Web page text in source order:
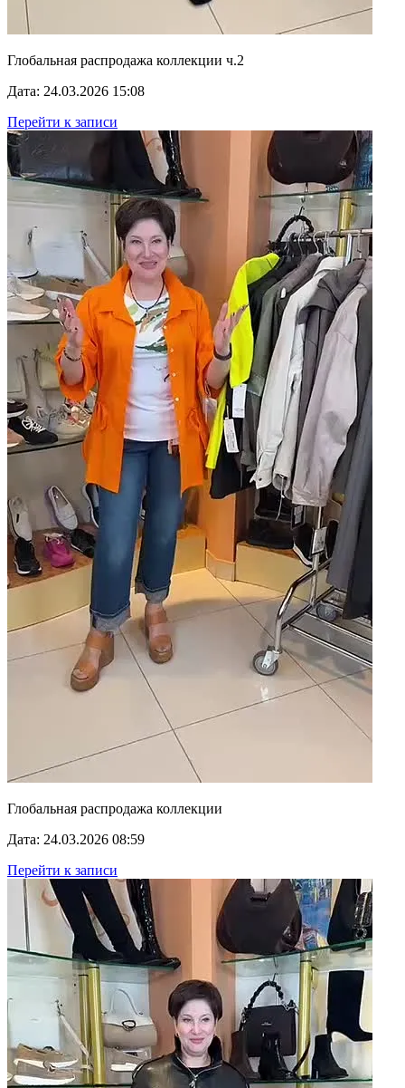
Глобальная распродажа коллекции ч.2
Дата: 24.03.2026 15:08
Перейти к записи
Глобальная распродажа коллекции
Дата: 24.03.2026 08:59
Перейти к записи